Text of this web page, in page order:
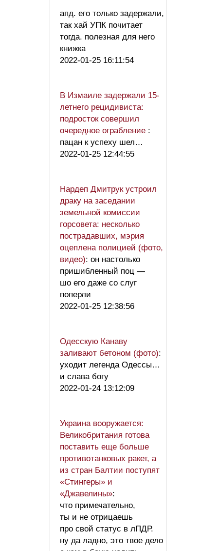
апд. его только задержали,
так хай УПК почитает
тогда. полезная для него
книжка
2022-01-25 16:11:54
В Измаиле задержали 15-
летнего рецидивиста:
подросток совершил
очередное ограбление :
пацан к успеху шел…
2022-01-25 12:44:55
Нардеп Дмитрук устроил
драку на заседании
земельной комиссии
горсовета: несколько
пострадавших, мэрия
оцеплена полицией (фото,
видео): он настолько
пришибленный поц —
шо его даже со слуг
поперли
2022-01-25 12:38:56
Одесскую Канаву
заливают бетоном (фото):
уходит легенда Одессы…
и слава богу
2022-01-24 13:12:09
Украина вооружается:
Великобритания готова
поставить еще больше
противотанковых ракет, а
из стран Балтии поступят
«Стингеры» и
«Джавелины»:
что примечательно,
ты и не отрицаешь
про свой статус в лПДР.
ну да ладно, это твое дело